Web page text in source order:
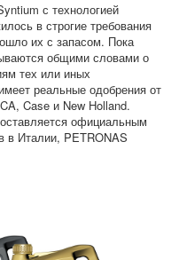
с технологией
в строгие требования
их с запасом. Пока
общими словами о
тех или иных
реальные одобрения от
Case и New Holland.
официальным
в Италии, PETRONAS